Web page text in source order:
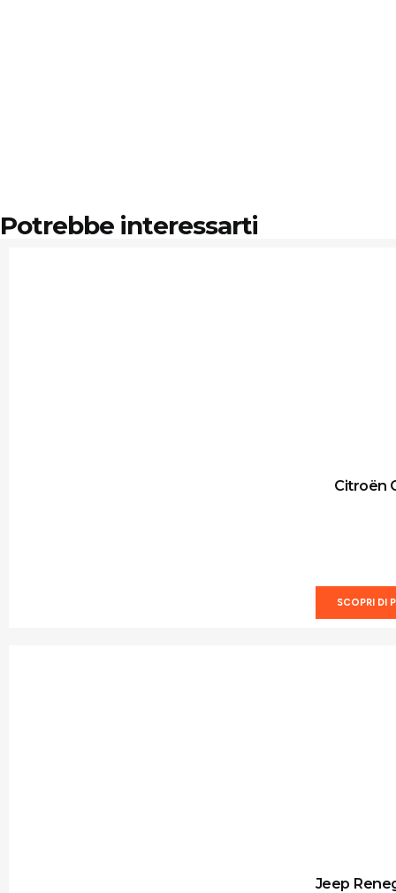
Potrebbe interessarti
Citroën
SCOPRI DI
Jeep